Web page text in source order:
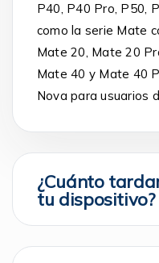
P40, P40 Pro, P50,
como la serie Mate
Mate 20, Mate 20
Mate 40 y Mate 40
Nova para usuarios
¿Cuánto
tu dispositivo?